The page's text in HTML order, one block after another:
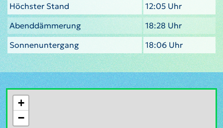
Höchster Stand
12:05 Uhr
Abenddämmerung
18:28 Uhr
Sonnenuntergang
18:06 Uhr
+
−